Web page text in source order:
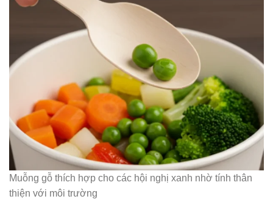
Muỗng gỗ thích hợp cho các hội nghị xanh nhờ tính thân
thiện với môi trường